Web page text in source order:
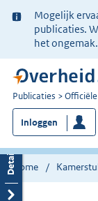
Ter
informatie:
Mogelijk
publicaties.
het ongemak.
U
bent
nu
hier:
Publicaties
Inloggen
Home